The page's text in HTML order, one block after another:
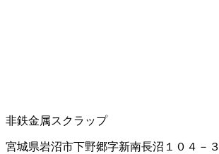
非鉄金属スクラップ
宮城県岩沼市下野郷字新南長沼１０４－３